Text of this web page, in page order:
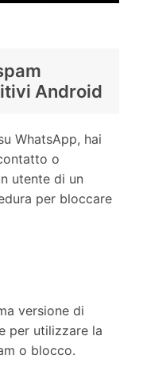
Android
WhatsApp, hai
o
utente di un
per bloccare
versione di
per utilizzare la
o blocco.